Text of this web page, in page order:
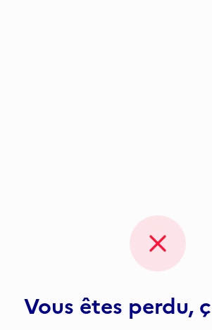
Vous êtes perdu,